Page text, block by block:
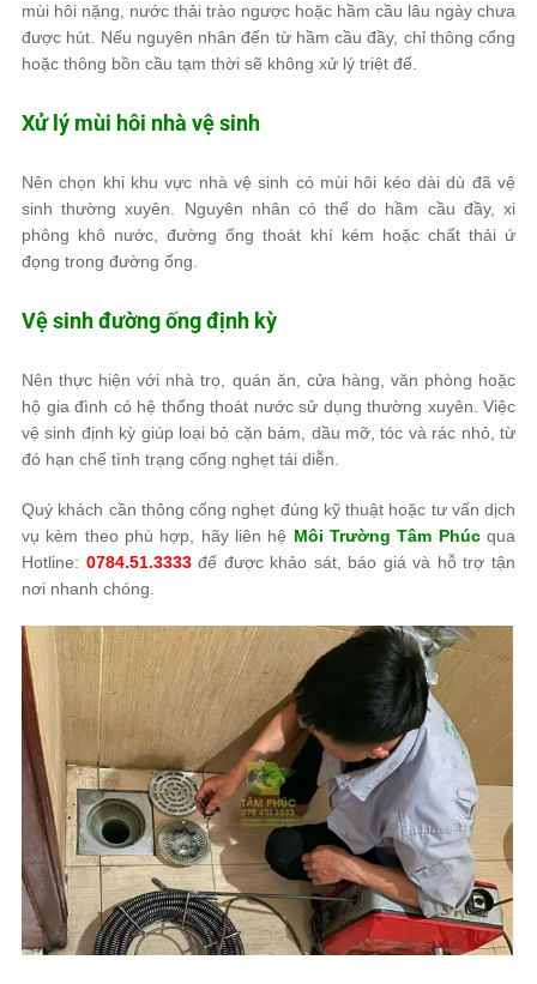
mùi hôi nặng, nước thải trào ngược hoặc hầm cầu lâu ngày chưa
được hút. Nếu nguyên nhân đến từ hầm cầu đầy, chỉ thông cống
hoặc thông bồn cầu tạm thời sẽ không xử lý triệt để.
Xử lý mùi hôi nhà vệ sinh
Nên chọn khi khu vực nhà vệ sinh có mùi hôi kéo dài dù đã vệ
sinh thường xuyên. Nguyên nhân có thể do hầm cầu đầy, xi
phông khô nước, đường ống thoát khí kém hoặc chất thải ứ
đọng trong đường ống.
Vệ sinh đường ống định kỳ
Nên thực hiện với nhà trọ, quán ăn, cửa hàng, văn phòng hoặc
hộ gia đình có hệ thống thoát nước sử dụng thường xuyên. Việc
vệ sinh định kỳ giúp loại bỏ cặn bám, dầu mỡ, tóc và rác nhỏ, từ
đó hạn chế tình trạng cống nghẹt tái diễn.
Quý khách cần thông cống nghẹt đúng kỹ thuật hoặc tư vấn dịch
vụ kèm theo phù hợp, hãy liên hệ Môi Trường Tâm Phúcqua
Hotline: 0784.51.3333để được khảo sát, báo giá và hỗ trợ tận
nơi nhanh chóng.